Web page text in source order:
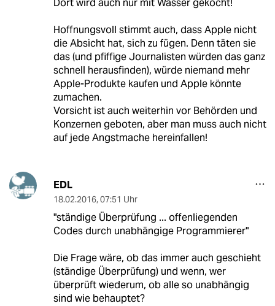
Dort wird auch nur mit Wasser gekocht!
Hoffnungsvoll stimmt auch, dass Apple nicht
die Absicht hat, sich zu fügen. Denn täten sie
das (und pfiffige Journalisten würden das ganz
schnell herausfinden), würde niemand mehr
Apple-Produkte kaufen und Apple könnte
zumachen.
Vorsicht ist auch weiterhin vor Behörden und
Konzernen geboten, aber man muss auch nicht
auf jede Angstmache hereinfallen!
EDL
18.02.2016, 07:51 Uhr
"ständige Überprüfung ... offenliegenden
Codes durch unabhängige Programmierer"
Die Frage wäre, ob das immer auch geschieht
(ständige Überprüfung) und wenn, wer
überprüft wiederum, ob alle so unabhängig
sind wie behauptet?